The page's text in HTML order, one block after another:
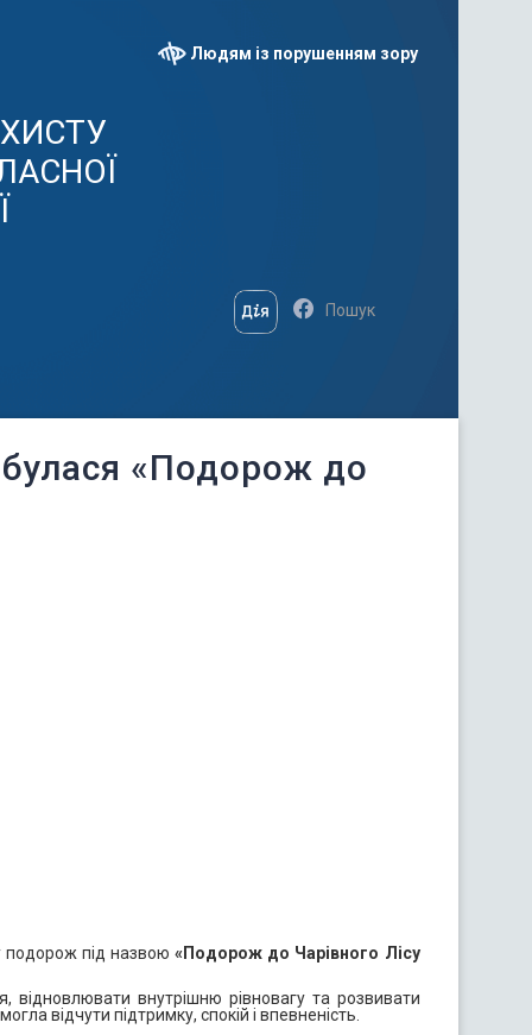
Людям із порушенням зору
«Подорож до
подорож під назвою«Подорож до Чарівного Лісу
відновлювати внутрішню рівновагу та розвивати
відчути підтримку, спокій і впевненість.